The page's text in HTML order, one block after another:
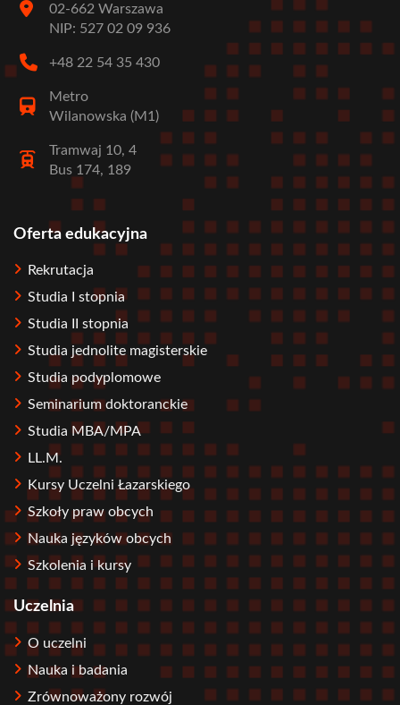
02-662 Warszawa
NIP: 527 02 09 936
+48 22 54 35 430
Metro
Wilanowska (M1)
Tramwaj 10, 4
Bus 174, 189
Stopka
Oferta edukacyjna
Rekrutacja
Studia I stopnia
Studia II stopnia
Studia jednolite magisterskie
Studia podyplomowe
Seminarium doktoranckie
Studia MBA/MPA
LL.M.
Kursy Uczelni Łazarskiego
Szkoły praw obcych
Nauka języków obcych
Szkolenia i kursy
Uczelnia
O uczelni
Nauka i badania
Zrównoważony rozwój